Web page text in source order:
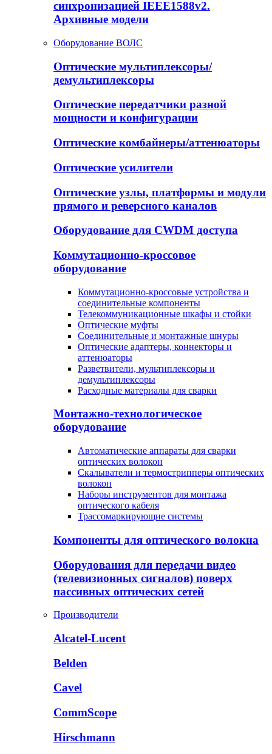
синхронизацией IEEE1588v2.
Архивные модели
Оборудование ВОЛС
Оптические мультиплексоры/
демультиплексоры
Оптические передатчики разной
мощности и конфигурации
Оптические комбайнеры/аттенюаторы
Оптические усилители
Оптические узлы, платформы и модули
прямого и реверсного каналов
Оборудование для CWDM доступа
Коммутационно-кроссовое
оборудование
Коммутационно-кроссовые устройства и
соединительные компоненты
Телекоммуникационные шкафы и стойки
Оптические муфты
Соединительные и монтажные шнуры
Оптические адаптеры, коннекторы и
аттенюаторы
Разветвители, мультиплексоры и
демультиплексоры
Расходные материалы для сварки
Монтажно-технологическое
оборудование
Автоматические аппараты для сварки
оптических волокон
Cкалыватели и термострипперы оптических
волокон
Наборы инструментов для монтажа
оптического кабеля
Трассомаркирующие системы
Компоненты для оптического волокна
Оборудования для передачи видео
(телевизионных сигналов) поверх
пассивных оптических сетей
Производители
Alcatel-Lucent
Belden
Cavel
CommScope
Hirschmann